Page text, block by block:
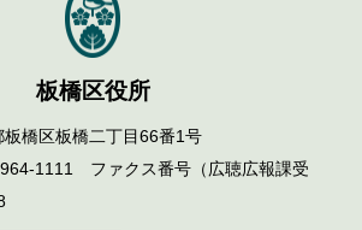
板橋区役所
橋区板橋二丁目66番1号
1111 ファクス番号（広聴広報課受